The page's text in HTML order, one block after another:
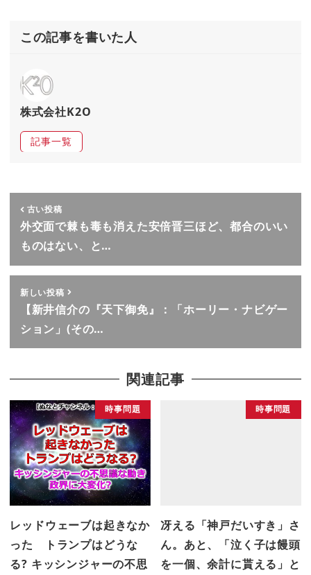
この記事を書いた人
株式会社K2O
記事一覧
古い投稿
外交面で棘も毒も消えた安倍晋三ほど、都合のいい
ものはない、と…
新しい投稿
【新井信介の『天下御免』：「ホーリー・ナビゲー
ション」(その…
関連記事
時事問題
レッドウェーブは起きなか
った トランプはどうな
る? キッシンジャーの不思
時事問題
冴える「神戸だいすき」さ
ん。あと、「泣く子は饅頭
を一個、余計に貰える」と